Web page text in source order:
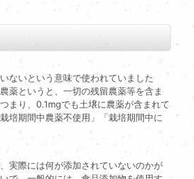
ないという意味で使われていました
薬というと、一切の残留農薬等を含ま
まり、0.1mgでも土壌に農薬が含まれて
培期間中農薬不使用」「栽培期間中に
実際には何が添加されていないのかが